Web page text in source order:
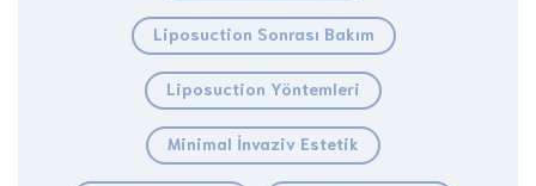
Liposuction Sonrası Bakım
Liposuction Yöntemleri
Minimal İnvaziv Estetik